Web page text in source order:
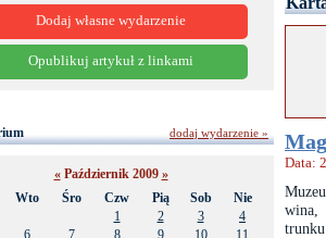
Data:
wina,
Dodaj własne wydarzenie
Opublikuj artykuł z linkami
«Październik 2009 »
Wto Śro Czw Pią Sob
Nie
1
2 3
4
6 7 8 9 10
11
dodaj wydarzenie »